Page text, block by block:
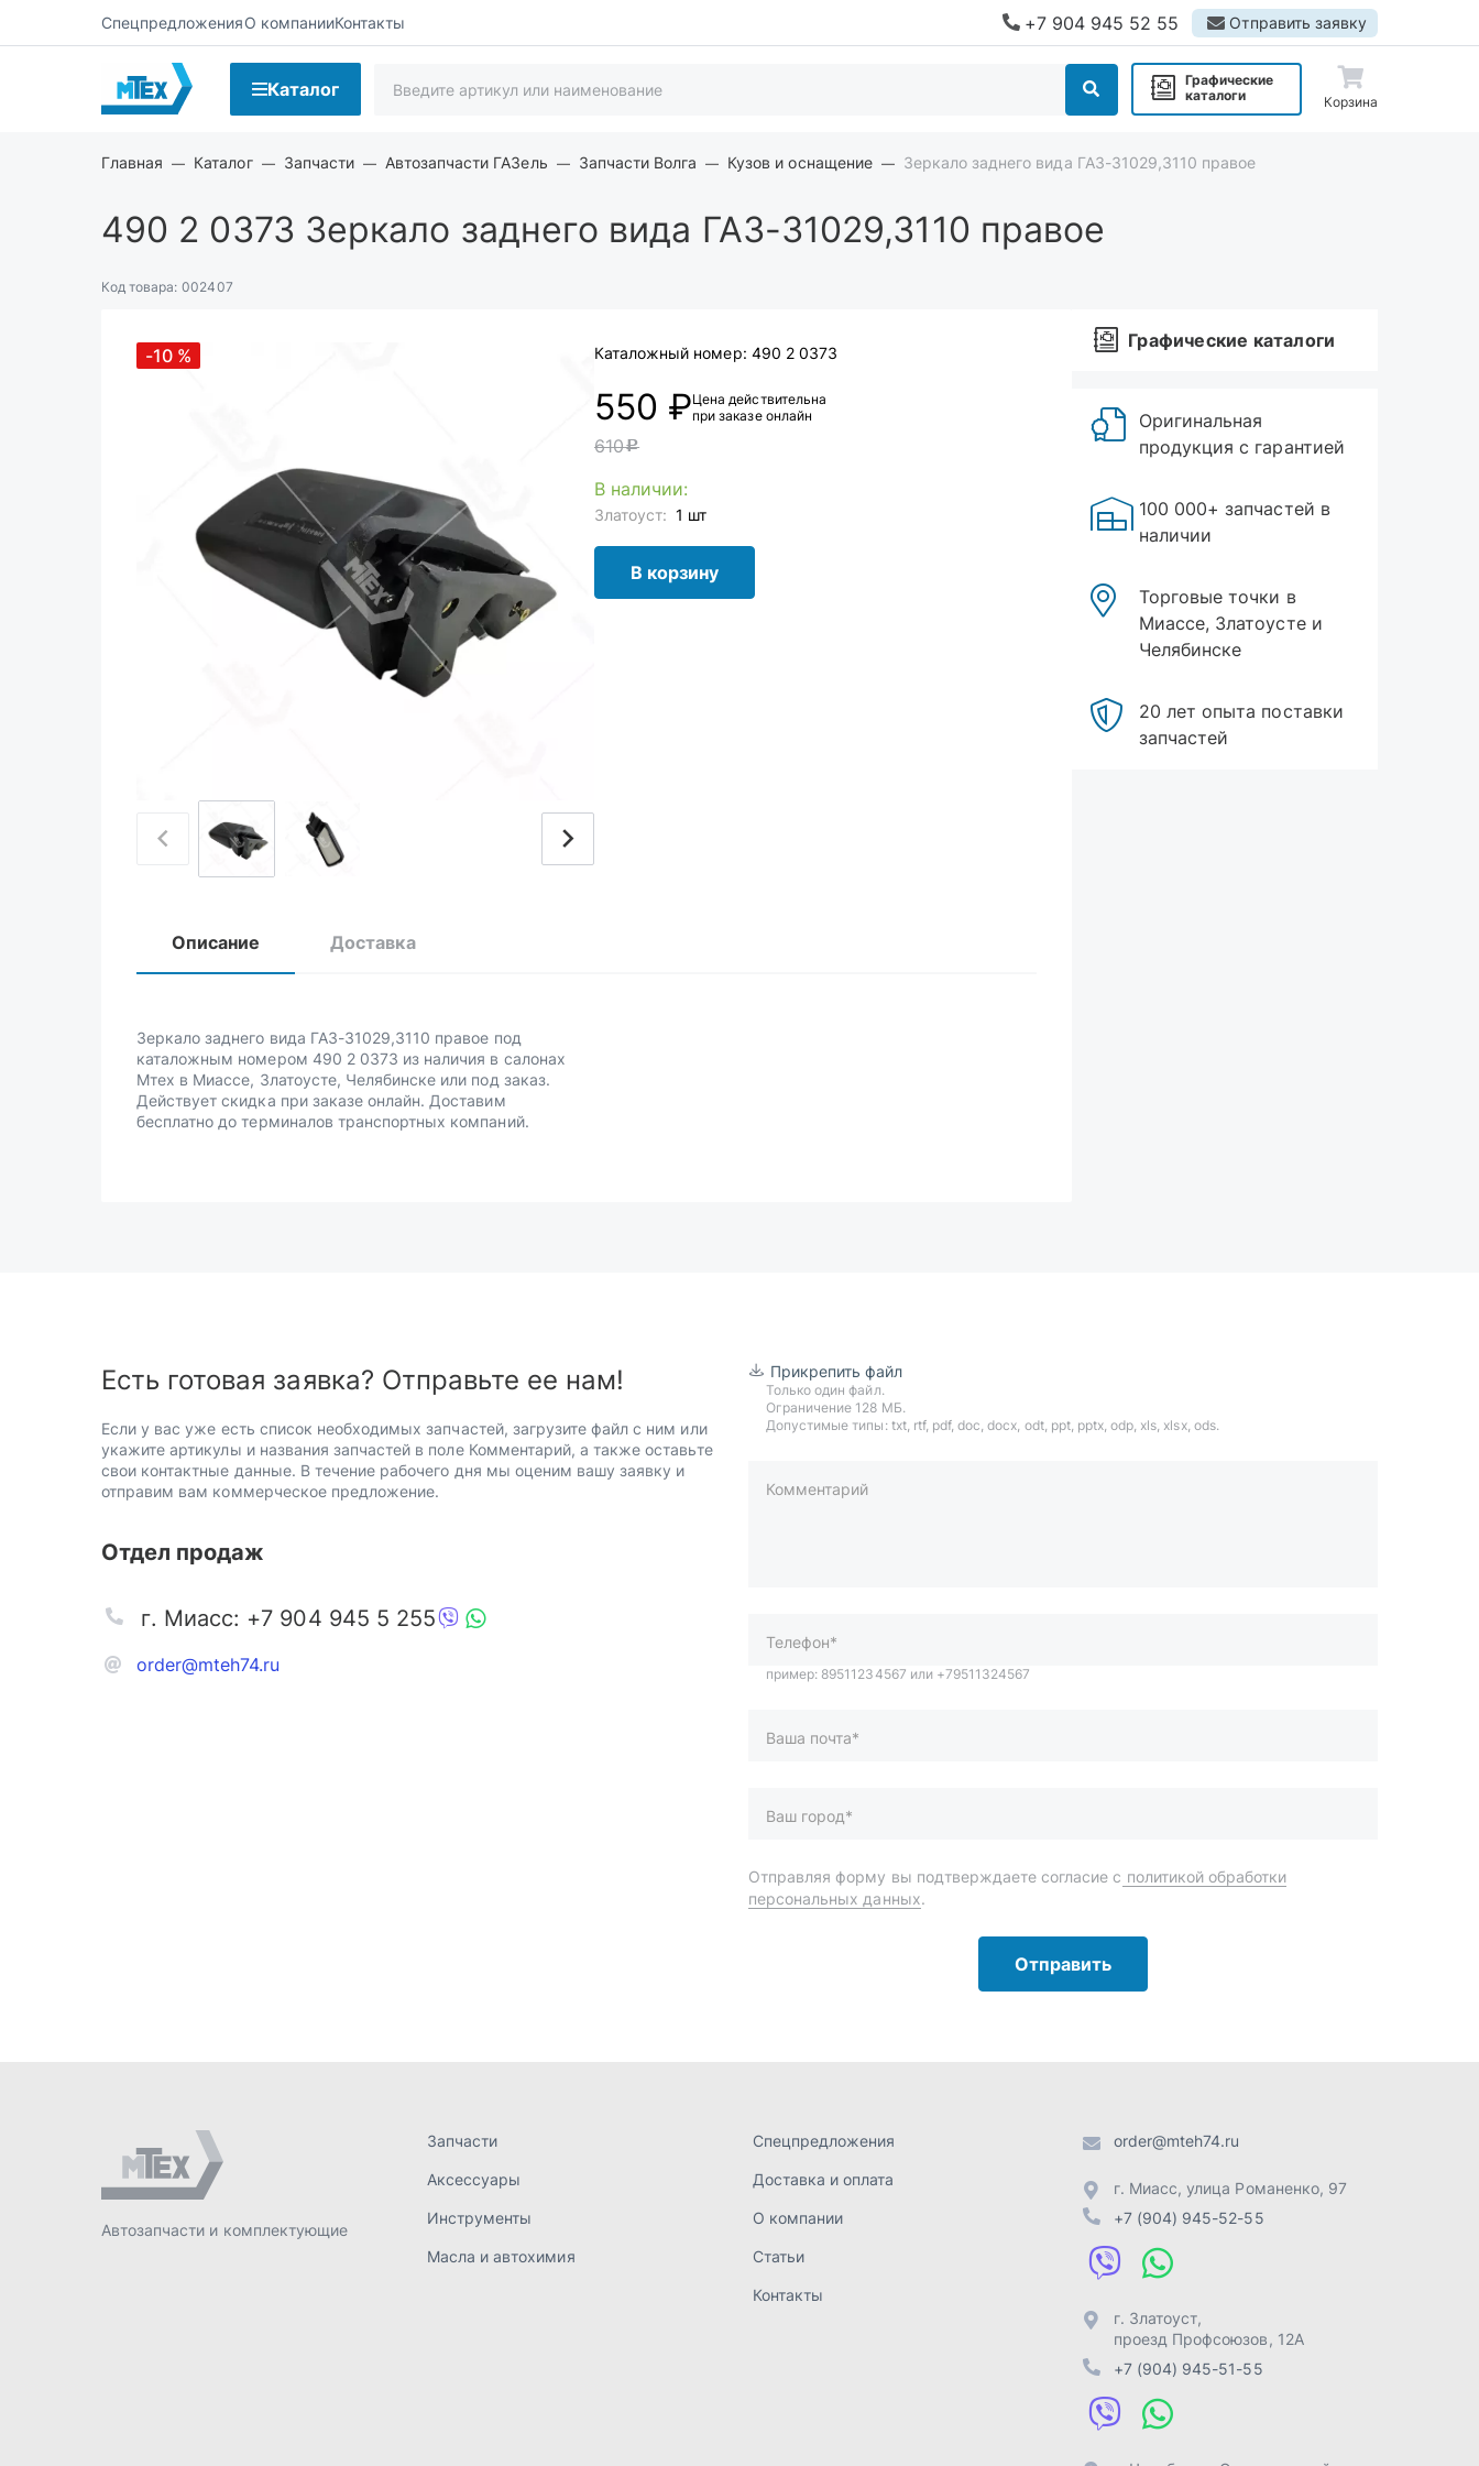
СпецпредложенияО компанииКонтакты +7 904 945 52 55 Отправить заявку
Каталог
Графические
каталоги
Корзина
Главная Каталог Запчасти Автозапчасти ГАЗель Запчасти Волга Кузов и оснащение Зеркало заднего вида ГАЗ-31029,3110 правое
490 2 0373 Зеркало заднего вида ГАЗ-31029,3110 правое
Код товара: 002407
-10 % Каталожный номер: 490 2 0373
550 ₽Цена действительна
при заказе онлайн
610c
В наличии:
Златоуст: 1 шт
В корзину
Описание Доставка
Зеркало заднего вида ГАЗ-31029,3110 правое под
каталожным номером 490 2 0373 из наличия в салонах
Мтех в Миассе, Златоусте, Челябинске или под заказ.
Действует скидка при заказе онлайн. Доставим
бесплатно до терминалов транспортных компаний.
Графические каталоги
Оригинальная
продукция с гарантией
100 000+ запчастей в
наличии
Торговые точки в
Миассе, Златоусте и
Челябинске
20 лет опыта поставки
запчастей
Есть готовая заявка? Отправьте ее нам!
Если у вас уже есть список необходимых запчастей, загрузите файл с ним или
укажите артикулы и названия запчастей в поле Комментарий, а также оставьте
свои контактные данные. В течение рабочего дня мы оценим вашу заявку и
отправим вам коммерческое предложение.
Отдел продаж
order@mteh74.ru
г. Миасс: +7 904 945 5 255
Прикрепить файл
Только один файл.
Ограничение 128 МБ.
Допустимые типы: txt, rtf, pdf, doc, docx, odt, ppt, pptx, odp, xls, xlsx, ods.
Комментарий
пример: 89511234567 или +79511324567
Отправить
Доставка и оплата
+7 (904) 945-52-55
г. Челябинск,Свердловский
тракт, 3Е
Отправить заявку